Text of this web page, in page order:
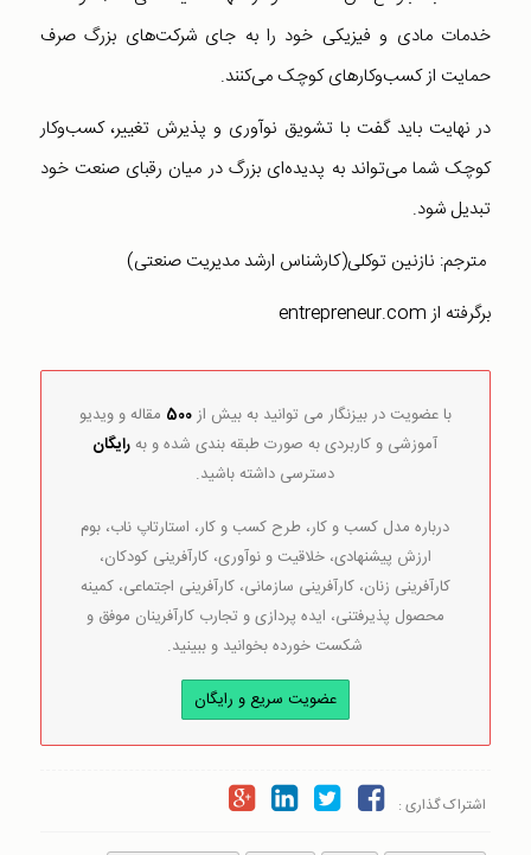
خدمات مادی و فیزیکی خود را به جای شرکت‌های بزرگ صرف
حمایت از کسب‌و‌کارهای کوچک می‌کنند.
در نهایت باید گفت با تشویق نوآوری و پذیرش تغییر، کسب‌و‌کار
کوچک شما می‌تواند به پدیده‌ای بزرگ در میان رقبای صنعت خود
تبدیل شود.
مترجم: نازنین توکلی(کارشناس ارشد مدیریت صنعتی)
برگرفته از entrepreneur.com
با عضویت در بیزنگار می توانید به بیش از500 مقاله و ویدیو
آموزشی و کاربردی به صورت طبقه بندی شده و بهرایگان
دسترسی داشته باشید.
درباره مدل کسب و کار، طرح کسب و کار، استارتاپ ناب، بوم
ارزش پیشنهادی، خلاقیت و نوآوری، کارآفرینی کودکان،
کارآفرینی زنان، کارآفرینی سازمانی، کارآفرینی اجتماعی، کمینه
محصول پذیرفتنی، ایده پردازی و تجارب کارآفرینان موفق و
شکست خورده بخوانید و ببینید.
عضویت سریع و رایگان
اشتراک گذاری :